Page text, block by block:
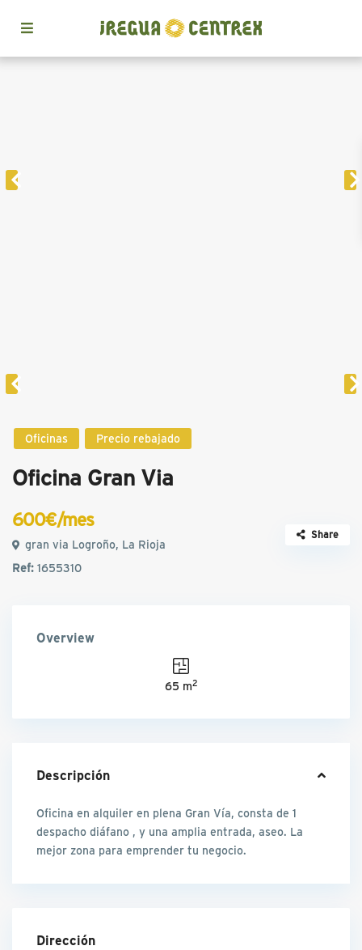
Oficinas Precio rebajado
Oficina Gran Via
600€/mes
gran via Logroño, La Rioja
Ref:1655310
Share
Overview
65 m2
Descripción
Oficina en alquiler en plena Gran Vía, consta de 1
despacho diáfano , y una amplia entrada, aseo. La
mejor zona para emprender tu negocio.
Dirección